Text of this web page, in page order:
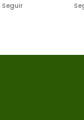
Seguir